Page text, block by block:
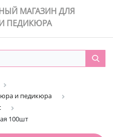
МАГАЗИН ДЛЯ
ПЕДИКЮРА
и педикюра
100шт